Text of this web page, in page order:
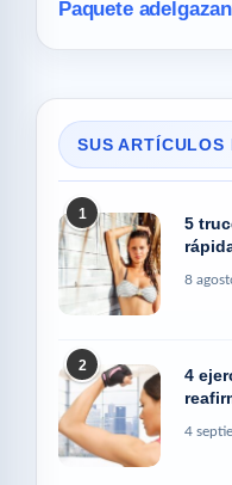
Paquete
SUS ARTÍCULOS
1
5
8
2
4
4